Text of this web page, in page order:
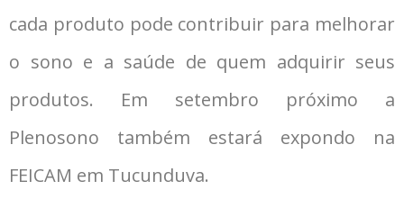
cada produto pode contribuir para melhorar
o sono e a saúde de quem adquirir seus
produtos. Em setembro próximo a
Plenosono também estará expondo na
FEICAM em Tucunduva.